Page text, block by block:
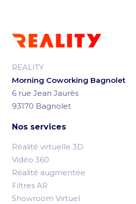
REALITY
Morning Coworking Bagnolet
6 rue Jean Jaurès
93170 Bagnolet
Nos services
Réalité virtuelle 3D
Vidéo 360
Réalité augmentée
Filtres AR
Showroom Virtuel